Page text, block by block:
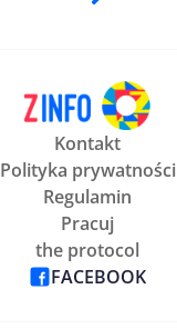
Kontakt
Polityka prywatności
Regulamin
Pracuj
the protocol
FACEBOOK